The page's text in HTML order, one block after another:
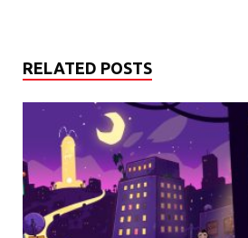
RELATED POSTS